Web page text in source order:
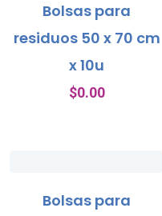
Bolsas para
residuos 50 x 70 cm
x 10u
$0.00
Bolsas para